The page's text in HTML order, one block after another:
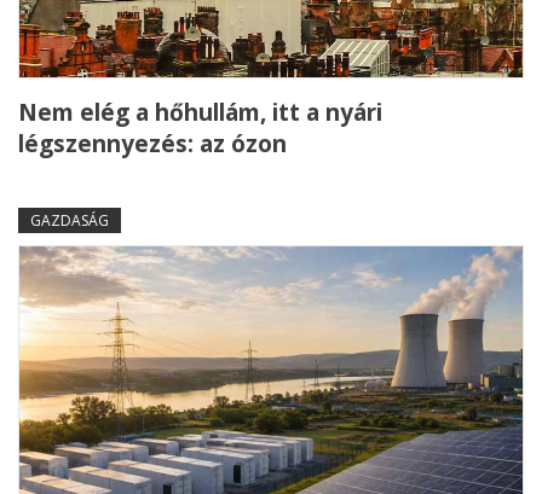
Nem elég a hőhullám, itt a nyári
légszennyezés: az ózon
GAZDASÁG